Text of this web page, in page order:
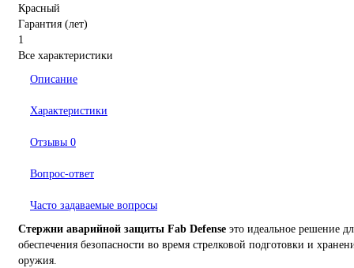
Красный
Гарантия (лет)
1
Все характеристики
Описание
Характеристики
Отзывы 0
Вопрос-ответ
Часто задаваемые вопросы
Стержни аварийной защиты Fab Defense это идеальное решение
обеспечения безопасности во время стрелковой подготовки и
оружия.